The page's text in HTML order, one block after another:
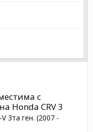
с
Honda CRV 3
V 3та ген. (2007 -